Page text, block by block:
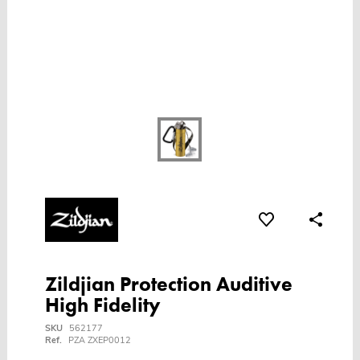
Zildjian Protection Auditive
High Fidelity
SKU
562177
Ref.
PZA ZXEP0012